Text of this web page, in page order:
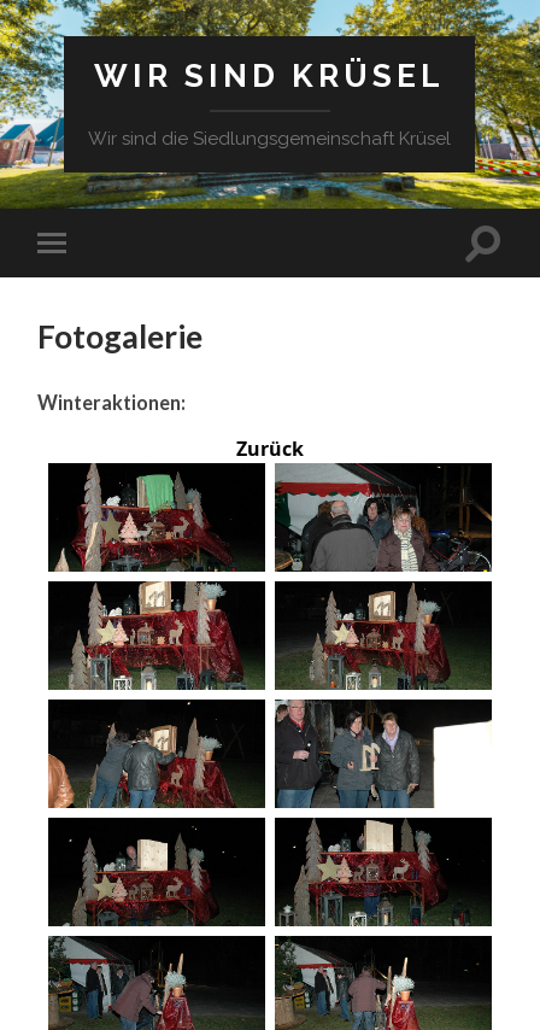
WIR SIND KRÜSEL
Wir sind die Siedlungsgemeinschaft Krüsel
Fotogalerie
Winteraktionen:
Zurück